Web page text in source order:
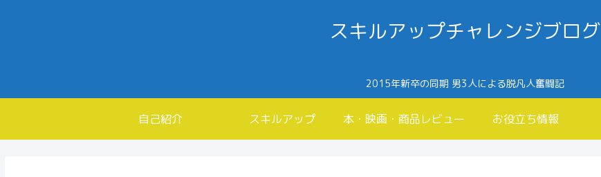
スキルアップチャレンジブログ
2015年新卒の同期 男3人による脱凡人奮闘記
自己紹介 スキルアップ 本・映画・商品レビュー お役立ち情報